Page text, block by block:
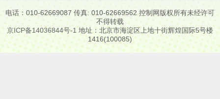
电话：010-62669087 传真: 010-62669562 控制网版权所有未经许可
不得转载
京ICP备14036844号-1 地址：北京市海淀区上地十街辉煌国际5号楼
1416(100085)